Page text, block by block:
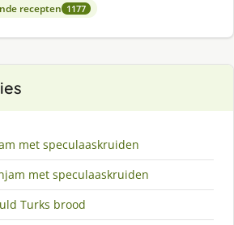
recepten 1177
met speculaaskruiden
met speculaaskruiden
Turks brood